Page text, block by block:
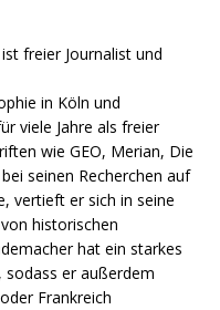
freier Journalist und
in Köln und
viele Jahre als freier
wie GEO, Merian, Die
seinen Recherchen auf
vertieft er sich in seine
historischen
hat ein starkes
sodass er außerdem
Frankreich